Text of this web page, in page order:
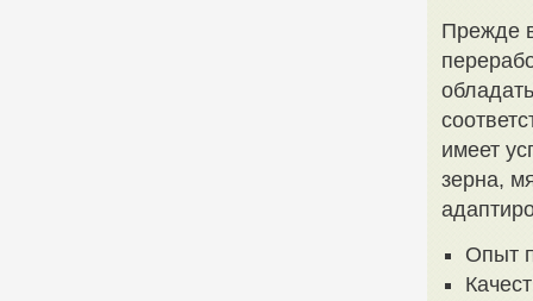
Прежде
имеет
зерна,
Опыт